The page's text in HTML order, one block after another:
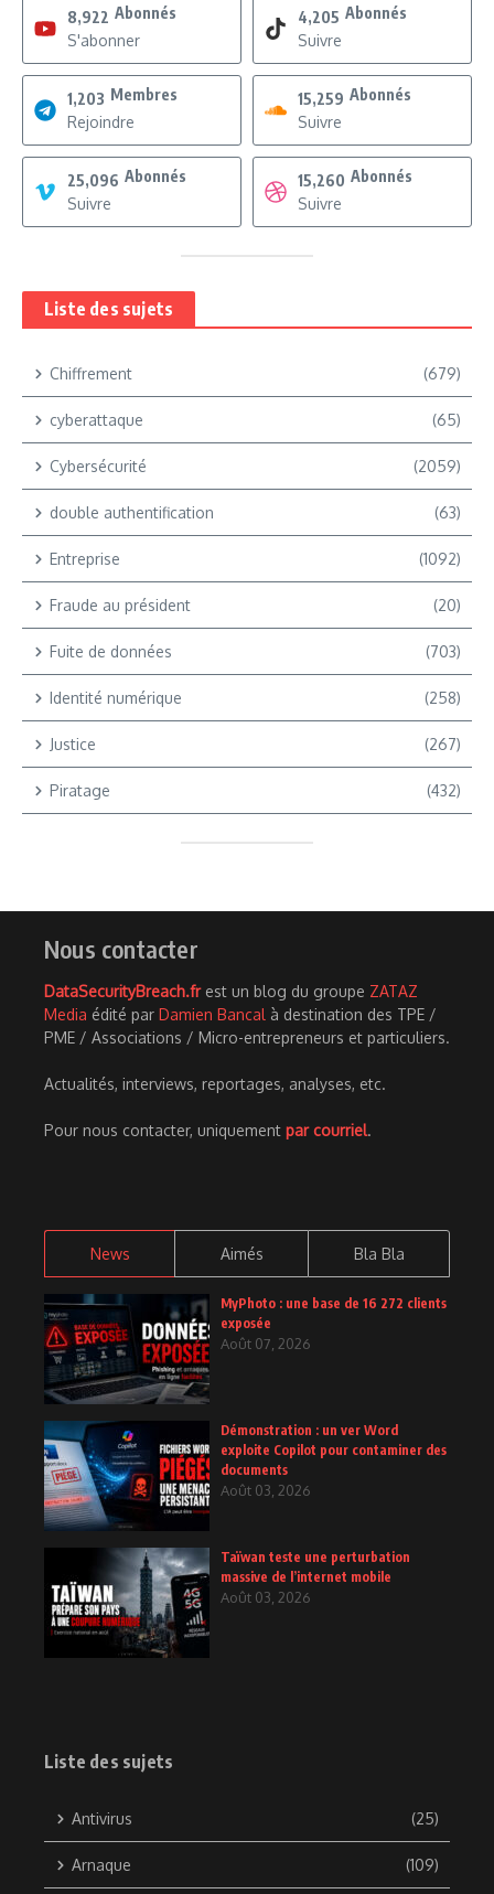
8,922 Abonnés
S'abonner
4,205 Abonnés
Suivre
1,203 Membres
Rejoindre
15,259 Abonnés
Suivre
25,096 Abonnés
Suivre
15,260 Abonnés
Suivre
Liste des sujets
Chiffrement (679)
cyberattaque (65)
Cybersécurité (2059)
double authentification (63)
Entreprise (1092)
Fraude au président (20)
Fuite de données (703)
Identité numérique (258)
Justice (267)
Piratage (432)
Nous contacter
DataSecurityBreach.frest un blog du groupe ZATAZ
Media édité par Damien Bancal à destination des TPE /
PME / Associations / Micro-entrepreneurs et particuliers.
Actualités, interviews, reportages, analyses, etc.
Pour nous contacter, uniquement par courriel.
News Aimés Bla Bla
MyPhoto : une base de 16 272 clients
exposée
Août 07, 2026
Démonstration : un ver Word
exploite Copilot pour contaminer des
documents
Août 03, 2026
Taïwan teste une perturbation
massive de l’internet mobile
Août 03, 2026
Liste des sujets
Antivirus (25)
Arnaque (109)